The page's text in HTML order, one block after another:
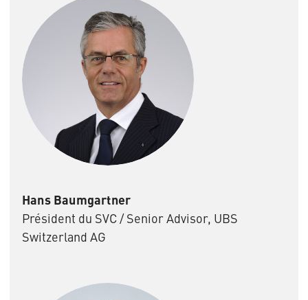
Hans Baumgartner
Président du SVC / Senior Advisor, UBS
Switzerland AG